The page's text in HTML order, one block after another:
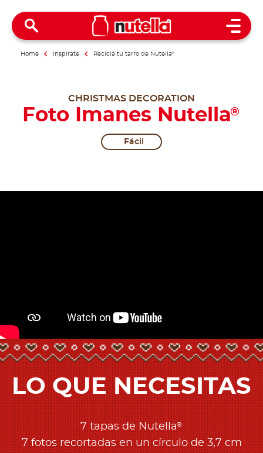
Open
Home Inspírate Recicla tu tarro de Nutella®
CHRISTMAS DECORATION
Foto Imanes Nutella®
Fácil
LO QUE NECESITAS
7 tapas de Nutella®
7 fotos recortadas en un círculo de 3,7 cm